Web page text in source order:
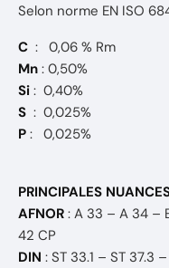
Selon norme EN ISO
C : 0,06 % Rm
Mn : 0,50%
Si : 0,40%
S : 0,025%
P : 0,025%
PRINCIPALES
AFNOR : A 33 – A 34 –
42 CP
DIN : ST 33.1 – ST 37.3